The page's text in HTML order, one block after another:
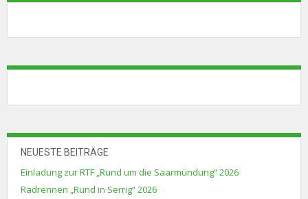
NEUESTE BEITRÄGE
Einladung zur RTF „Rund um die Saarmündung“ 2026
Radrennen „Rund in Serrig“ 2026